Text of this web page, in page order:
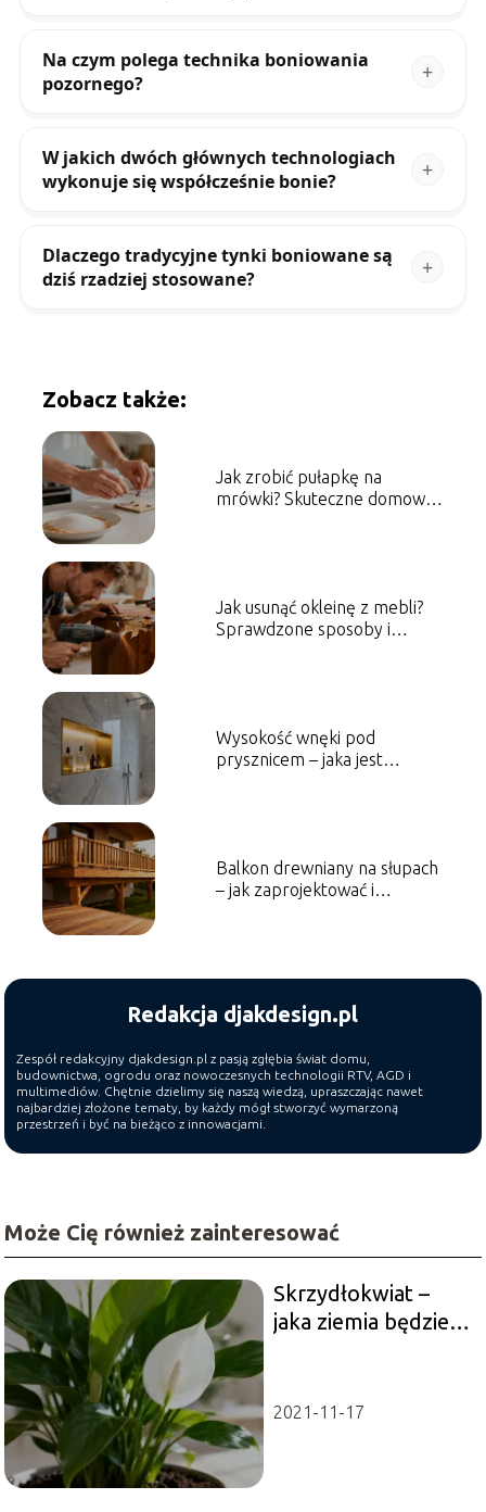
Na czym polega technika boniowania
pozornego?
W jakich dwóch głównych technologiach
wykonuje się współcześnie bonie?
Dlaczego tradycyjne tynki boniowane są
dziś rzadziej stosowane?
Zobacz także:
Jak zrobić pułapkę na
mrówki? Skuteczne domowe
Jak usunąć okleinę z mebli?
Sprawdzone sposoby i
Wysokość wnęki pod
prysznicem – jaka jest
Balkon drewniany na słupach
– jak zaprojektować i
Redakcja djakdesign.pl
Zespół redakcyjny djakdesign.pl z pasją zgłębia świat domu,
budownictwa, ogrodu oraz nowoczesnych technologii RTV, AGD i
multimediów. Chętnie dzielimy się naszą wiedzą, upraszczając nawet
najbardziej złożone tematy, by każdy mógł stworzyć wymarzoną
przestrzeń i być na bieżąco z innowacjami.
Może Cię również zainteresować
Skrzydłokwiat –
jaka ziemia będzie
2021-11-17